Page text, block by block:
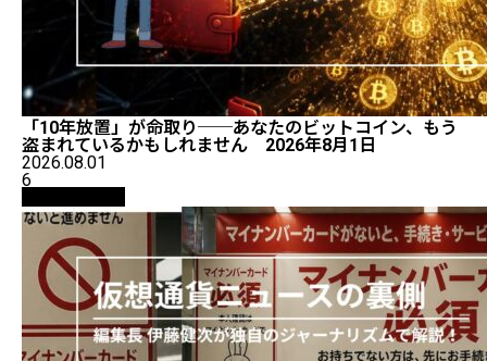
「10年放置」が命取り──あなたのビットコイン、もう
盗まれているかもしれません 2026年8月1日
2026.08.01
6